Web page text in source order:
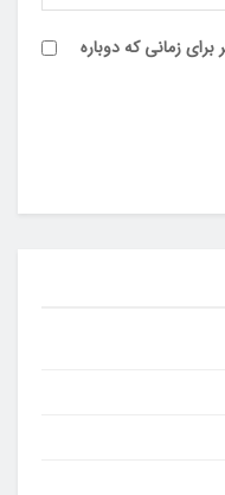
زمانی که دوباره